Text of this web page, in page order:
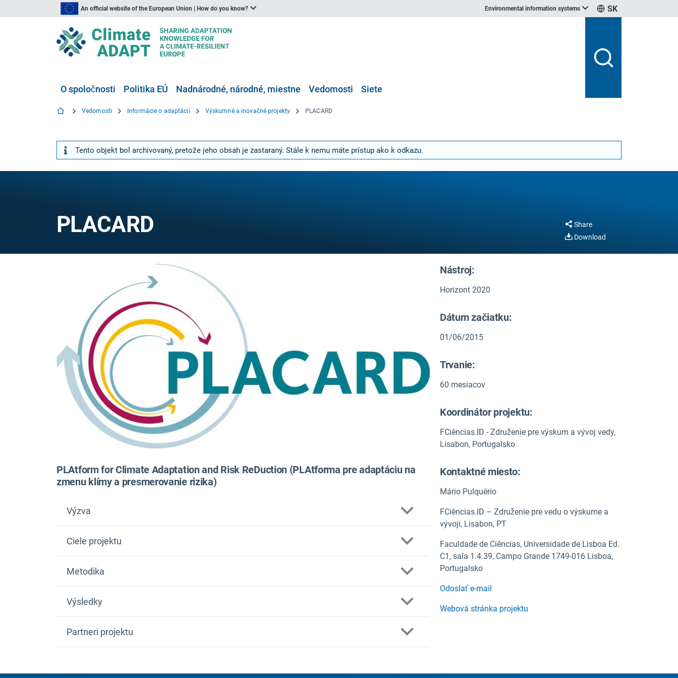
An official website of the European Union | How do you know? Environmental information systems SK
O spoločnosti Politika EÚ Nadnárodné, národné, miestne Vedomosti Siete
Vedomosti Informácie o adaptácii Výskumné a inovačné projekty PLACARD
Tento objekt bol archivovaný, pretože jeho obsah je zastaraný. Stále k nemu máte prístup ako k odkazu.
PLACARD
Share
Download
PLAtform for Climate Adaptation and Risk ReDuction (PLAtforma pre adaptáciu na
zmenu klímy a presmerovanie rizika)
Výzva
Ciele projektu
iniciatív na medzinárodnej, európskej, vnútroštátnej a nižšej ako vnútroštátnej úrovni.
Vytvorenie spoločného „priestoru“ na uľahčenie dialógu a konzultácií medzi zainteresovanými
stranami a iniciatívami
Navrhnuté efektívne dialógy v oblasti vedy, politiky a praxe
katastrof
Metodika
PLACARD
Výsledky
Partneri projektu
Nástroj:
Horizont 2020
Dátum začiatku:
01/06/2015
Trvanie:
60 mesiacov
Koordinátor projektu:
FCiências.ID - Združenie pre výskum a vývoj vedy,
Lisabon, Portugalsko
Kontaktné miesto:
Mário Pulquério
FCiências.ID – Združenie pre vedu o výskume a
vývoji, Lisabon, PT
Faculdade de Ciências, Universidade de Lisboa Ed.
C1, sala 1.4.39, Campo Grande 1749-016 Lisboa,
Portugalsko
Odoslať e-mail
Webová stránka projektu